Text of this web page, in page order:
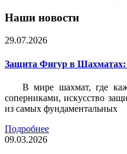
Наши новости
29.07.2026
Защита Фигур в
В мире шахмат, где
соперниками, искусство
из самых фундаментальных
Подробнее
09.03.2026